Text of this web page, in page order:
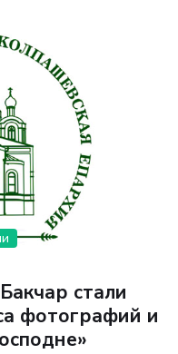
стали
фотографий и